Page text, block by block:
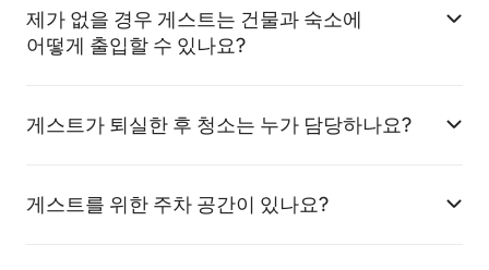
제가 없을 경우 게스트는 건물과 숙소에
어떻게 출입할 수 있나요?
게스트가 퇴실한 후 청소는 누가 담당하나요?
게스트를 위한 주차 공간이 있나요?